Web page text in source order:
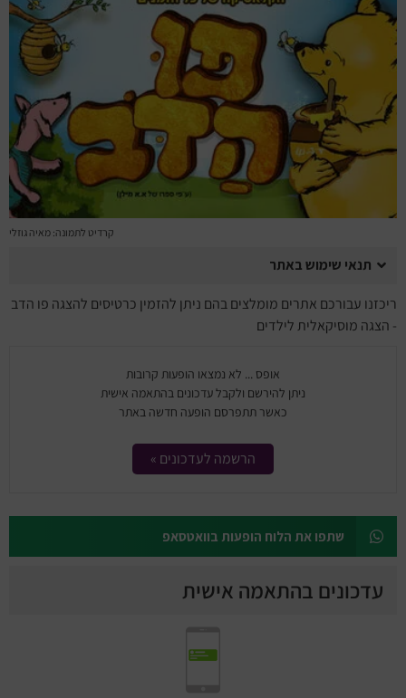
מחזות זמר
מחול ובלט
קונצרטים
הרצאות
קרדיט לתמונה: מאיה גוזלי
תנאי שימוש באתר
ריכזנו עבורכם אתרים מומלצים בהם ניתן להזמין כרטיסים להצגה פו הדב
- הצגה מוסיקאלית לילדים
אופס ... לא נמצאו הופעות קרובות
ניתן להירשם ולקבל עדכונים בהתאמה אישית
כאשר תתפרסם הופעה חדשה באתר
הרשמה לעדכונים »
שתפו את הלוח הופעות בוואטסאפ
עדכונים בהתאמה אישית